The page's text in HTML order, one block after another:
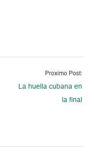
Proximo Post:
La huella cubana en
la final